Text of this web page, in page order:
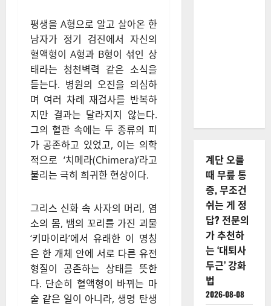
평생을 A형으로 알고 살아온 한
남자가 정기 검진에서 자신의
혈액형이 A형과 B형이 섞인 상
태라는 청천벽력 같은 소식을
듣는다. 병원의 오진을 의심하
며 여러 차례 재검사를 반복하
지만 결과는 달라지지 않는다.
그의 혈관 속에는 두 종류의 피
가 공존하고 있었고, 이는 의학
적으로 ‘치메라(Chimera)’라고
불리는 극히 희귀한 현상이다.
그리스 신화 속 사자의 머리, 염
소의 몸, 뱀의 꼬리를 가진 괴물
‘키마이라’에서 유래한 이 명칭
은 한 개체 안에 서로 다른 유전
형질이 공존하는 상태를 뜻한
다. 단순히 혈액형이 바뀌는 마
술 같은 일이 아니라, 생명 탄생
계단 오를
때 무릎 통
증, 무조건
쉬는 게 정
답? 전문의
가 추천하
는 ‘대퇴사
두근’ 강화
법
2026-08-08